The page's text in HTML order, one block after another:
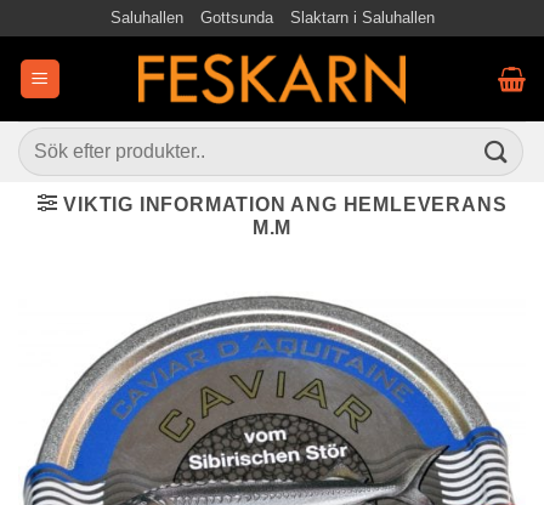
content
Saluhallen Gottsunda Slaktarn i Saluhallen
Sök
efter:
VIKTIG INFORMATION ANG HEMLEVERANS
M.M